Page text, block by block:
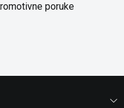
poruke